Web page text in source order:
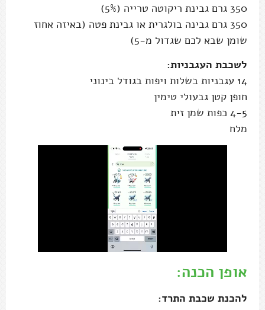
350 גרם גבינת ריקוטה טרייה (5%)
350 גרם גבינה בולגרית או גבינת פטה (באיזה אחוז
שומן שבא לכם שגדול מ-5)
לשכבת העגבניות:
14 עגבניות בשלות ויפות בגודל בינוני
חופן קטן גבעולי טימין
4-5 כפות שמן זית
מלח
אופן הכנה:
להכנת שכבת התרד: